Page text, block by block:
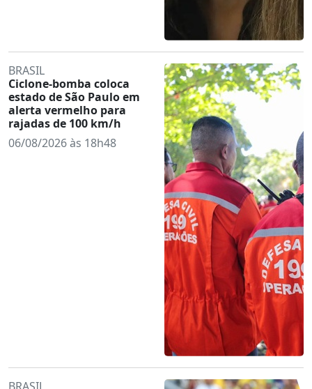
BRASIL
Ciclone-bomba coloca
estado de São Paulo em
alerta vermelho para
rajadas de 100 km/h
06/08/2026 às 18h48